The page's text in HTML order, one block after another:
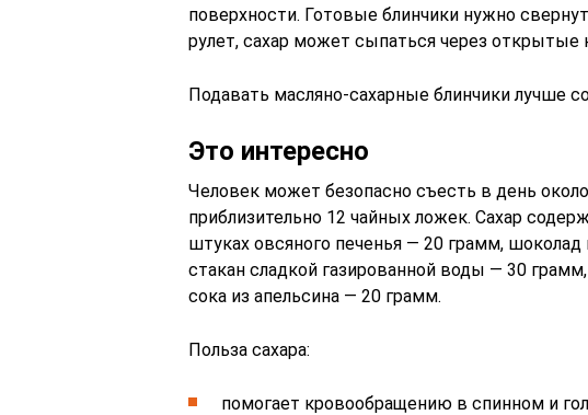
поверхности. Готовые блинчики нужно
рулет, сахар может сыпаться через открытые
Подавать масляно-сахарные блинчики лучше
Это интересно
Человек может безопасно съесть в день
приблизительно 12 чайных ложек. Сахар
штуках овсяного печенья — 20 грамм,
стакан сладкой газированной воды — 30
сока из апельсина — 20 грамм.
Польза сахара:
помогает кровообращению в спинном и